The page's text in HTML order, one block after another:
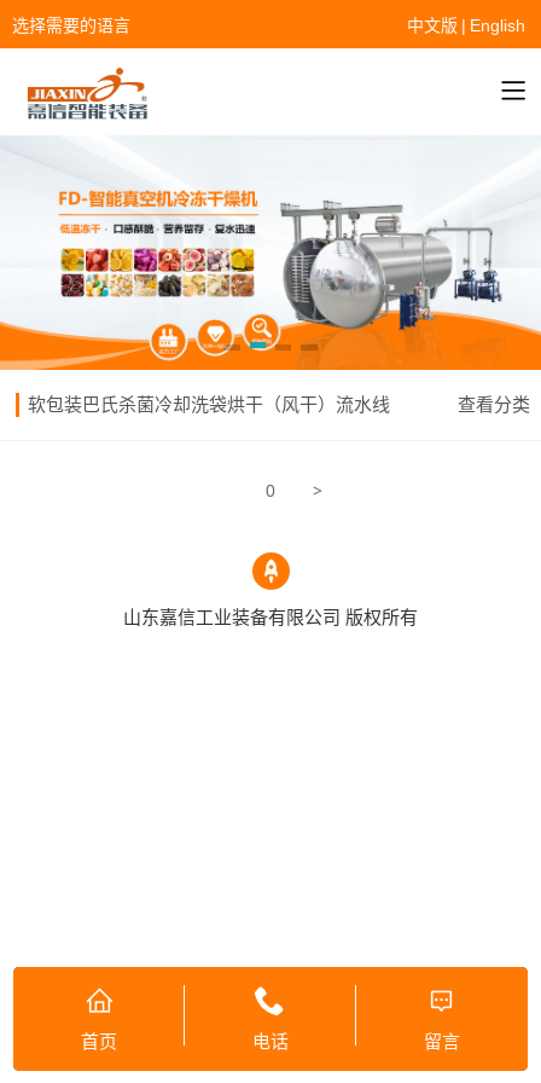
选择需要的语言 中文版 | English
软包装巴氏杀菌冷却洗袋烘干（风干）流水线 查看分类
0 >
山东嘉信工业装备有限公司 版权所有
首页 电话 留言